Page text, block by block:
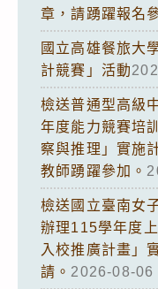
章，請踴躍報名
國立高雄餐旅大
計競賽」活動
檢送普通型高級
年度能力競賽培
察與推理」實施
教師踴躍參加。
檢送國立臺南女
辦理115學年度
入校推廣計畫」
請。 2026-08-06